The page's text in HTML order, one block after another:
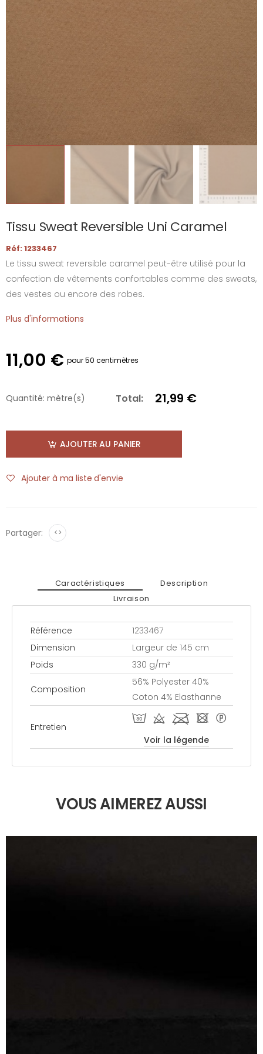
Tissu Sweat Reversible Uni Caramel
Réf: 1233467
Le tissu sweat reversible caramel peut-être utilisé pour la
confection de vêtements confortables comme des sweats,
des vestes ou encore des robes.
Plus d'informations
11,00 € pour 50 centimètres
Quantité: mètre(s) Total: 21,99 €
AJOUTER AU PANIER
Ajouter à ma liste d'envie
Partager: <>
Caractéristiques
Description
Livraison
Référence
1233467
Dimension
Largeur de 145 cm
Poids
330 g/m²
Composition
56% Polyester 40%
Coton 4% Elasthanne
Entretien
T d l - *
Voir la légende
VOUS AIMEREZ AUSSI